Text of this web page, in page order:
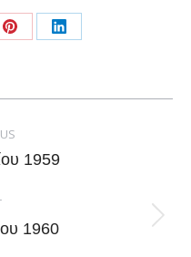
Share
Pinterest
Share
LinkedIn
1959
1960